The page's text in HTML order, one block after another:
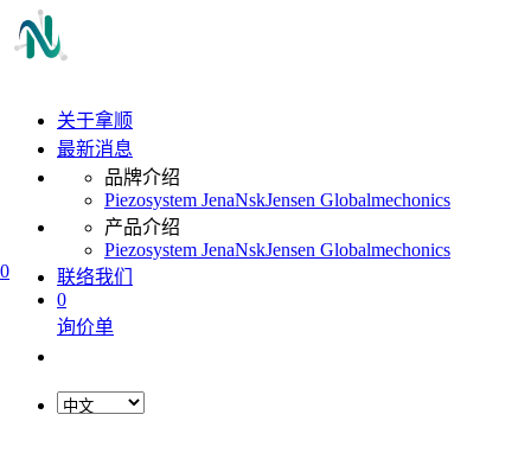
0
关于拿顺
最新消息
品牌介绍
Piezosystem JenaNskJensen Globalmechonics
产品介绍
Piezosystem JenaNskJensen Globalmechonics
联络我们
0
询价单